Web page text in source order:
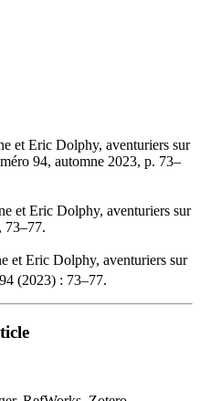
et Eric Dolphy, aventuriers sur
94, automne 2023, p. 73–
et Eric Dolphy, aventuriers sur
73–77.
et Eric Dolphy, aventuriers sur
94 (2023) : 73–77.